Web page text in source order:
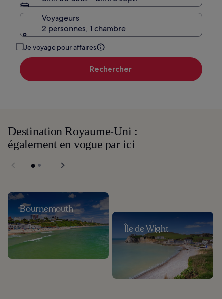
Voyageurs
2 personnes, 1 chambre
Je voyage pour affaires
Rechercher
Destination Royaume-Uni :
également en vogue par ici
Bournemouth
Île de Wight